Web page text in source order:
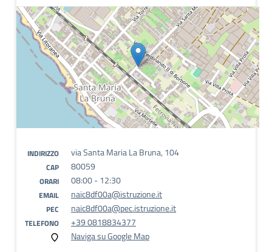
INDIRIZZO via Santa Maria La Bruna, 104
CAP 80059
ORARI 08:00 - 12:30
EMAIL naic8df00a@istruzione.it
PEC naic8df00a@pec.istruzione.it
TELEFONO
+39 0818834377
Naviga su Google Map